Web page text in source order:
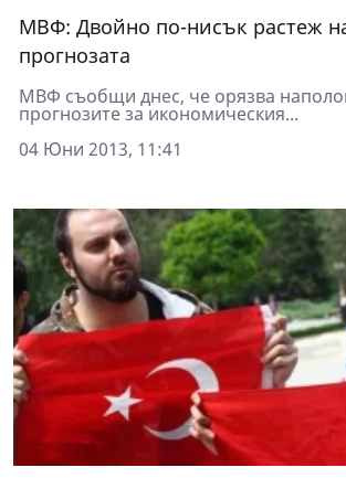
МВФ: Двойно по-нисък растеж
прогнозата
МВФ съобщи днес, че орязва
прогнозите за икономическия...
04 Юни 2013, 11:41